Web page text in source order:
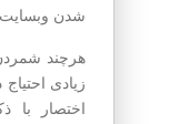
شدن وبسایت،
هرچند
زیادی
اختصار با